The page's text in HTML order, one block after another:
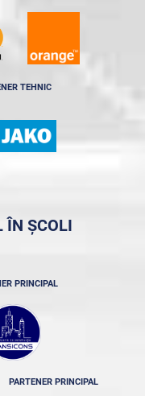
TEHNIC
ÎN ȘCOLI
PRINCIPAL
PARTENER PRINCIPAL